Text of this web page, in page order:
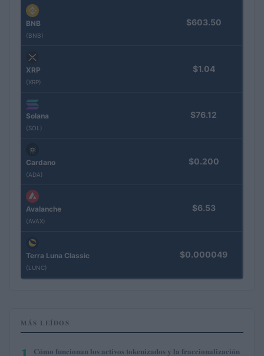
BNB
(BNB)
$603.50
XRP
(XRP)
$1.04
Solana
(SOL)
$76.12
Cardano
(ADA)
$0.200
Avalanche
(AVAX)
$6.53
Terra Luna Classic
(LUNC)
$0.000049
MÁS LEÍDOS
Cómo funcionan los activos tokenizados y la fraccionalización